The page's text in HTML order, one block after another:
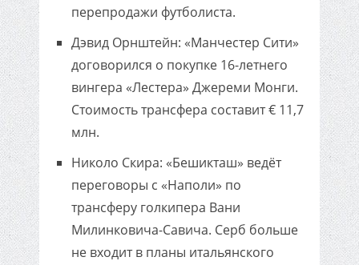
перепродажи футболиста.
Дэвид Орнштейн: «Манчестер Сити»
договорился о покупке 16-летнего
вингера «Лестера» Джереми Монги.
Стоимость трансфера составит € 11,7
млн.
Николо Скира: «Бешикташ» ведёт
переговоры с «Наполи» по
трансферу голкипера Вани
Милинковича-Савича. Серб больше
не входит в планы итальянского